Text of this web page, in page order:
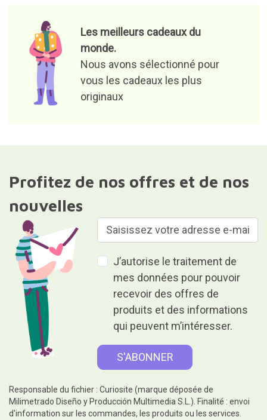
Les meilleurs cadeaux du
monde.
Nous avons sélectionné pour
vous les cadeaux les plus
originaux
Profitez de nos offres et de nos
nouvelles
J’autorise le traitement de
mes données pour pouvoir
recevoir des offres de
produits et des informations
qui peuvent m’intéresser.
Responsable du fichier : Curiosite (marque déposée de
Milimetrado Diseño y Producción Multimedia S.L.). Finalité : envoi
d'information sur les commandes, les produits ou les services.